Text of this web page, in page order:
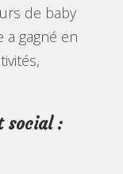
de baby
a gagné en
social :